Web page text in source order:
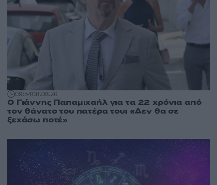
09:5408.08.26
Ο Γιάννης Παπαμιχαήλ για τα 22 χρόνια από
τον θάνατο του πατέρα του: «Δεν θα σε
ξεχάσω ποτέ»